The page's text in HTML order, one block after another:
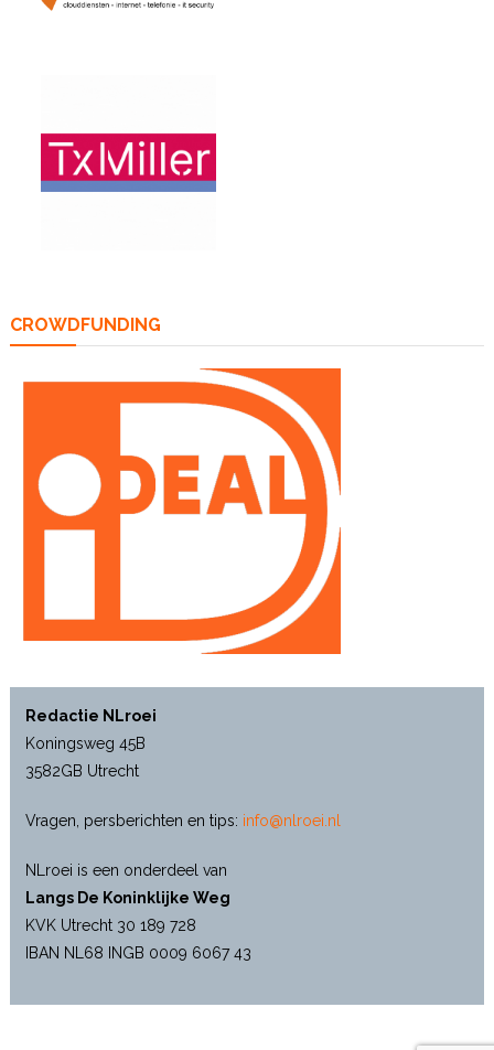
CROWDFUNDING
Redactie NLroei
Koningsweg 45B
3582GB Utrecht
Vragen, persberichten en tips: info@nlroei.nl
NLroei is een onderdeel van
Langs De Koninklijke Weg
KVK Utrecht 30 189 728
IBAN NL68 INGB 0009 6067 43